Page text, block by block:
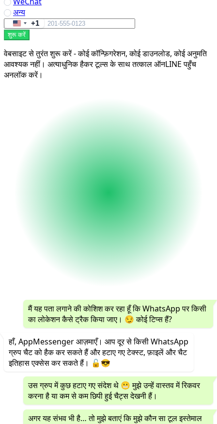
अन्य
United
States
+1
शुरू करें
वेबसाइट से तुरंत शुरू करें - कोई कॉन्फ़िगरेशन, कोई डाउनलोड, कोई अनुमति
आवश्यक नहीं। अत्याधुनिक हैकर टूल्स के साथ तत्काल ऑनLINE पहुँच
अनलॉक करें।
मैं यह पता लगाने की कोशिश कर रहा हूँ कि WhatsApp पर किसी
का लोकेशन कैसे ट्रैक किया जाए। 😏 कोई टिप्स हैं?
हाँ, AppMessenger आज़माएँ। आप दूर से किसी WhatsApp
ग्रुप चैट को हैक कर सकते हैं और हटाए गए टेक्स्ट, फ़ाइलें और चैट
इतिहास एक्सेस कर सकते हैं। 🔓😎
उस ग्रुप में कुछ हटाए गए संदेश थे 😬 मुझे उन्हें वास्तव में रिकवर
करना है या कम से कम छिपी हुई चैट्स देखनी हैं।
अगर यह संभव भी है… तो मुझे बताएं कि मुझे कौन सा टूल इस्तेमाल